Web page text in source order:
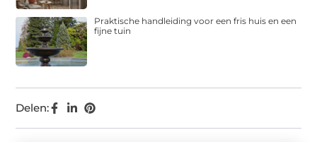
Delen:
Praktische handleiding voor een fris huis en een
fijne tuin